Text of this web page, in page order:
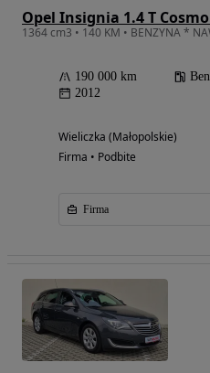
Opel Insignia 1.4 T Cosmo
190 000 km
2012
Wieliczka (Małopolskie)
Firma • Podbite
Firma